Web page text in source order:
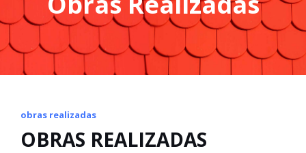
obras realizadas
OBRAS REALIZADAS